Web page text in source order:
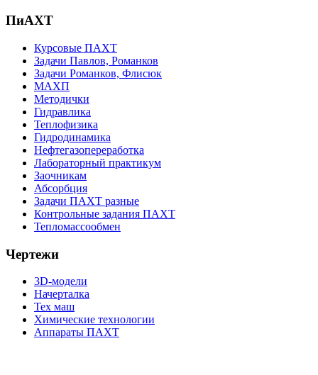
ПиАХТ
Курсовые ПАХТ
Задачи Павлов, Романков
Задачи Романков, Флисюк
МАХП
Методички
Гидравлика
Теплофизика
Гидродинамика
Нефтегазопереработка
Лабораторный практикум
Заочникам
Абсорбция
Задачи ПАХТ разные
Контрольные задания ПАХТ
Тепломассообмен
Чертежи
3D-модели
Начерталка
Тех маш
Химические технологии
Аппараты ПАХТ